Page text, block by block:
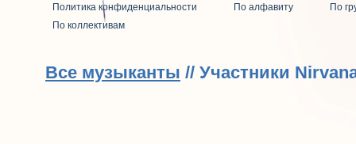
Политика конфиденциальности По алфавиту
По
По коллективам
Все музыканты // Участники